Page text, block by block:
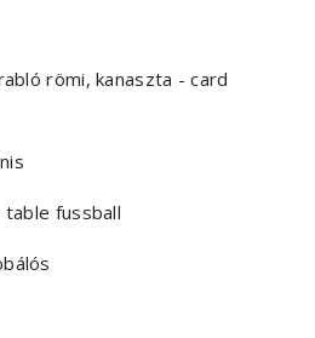
römi, kanaszta - card
fussball